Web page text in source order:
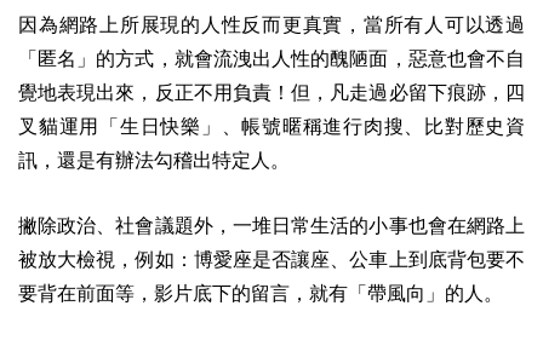
因為網路上所展現的人性反而更真實，當所有人可以透過
「匿名」的方式，就會流洩出人性的醜陋面，惡意也會不自
覺地表現出來，反正不用負責！但，凡走過必留下痕跡，四
叉貓運用「生日快樂」、帳號暱稱進行肉搜、比對歷史資
訊，還是有辦法勾稽出特定人。
撇除政治、社會議題外，一堆日常生活的小事也會在網路上
被放大檢視，例如：博愛座是否讓座、公車上到底背包要不
要背在前面等，影片底下的留言，就有「帶風向」的人。